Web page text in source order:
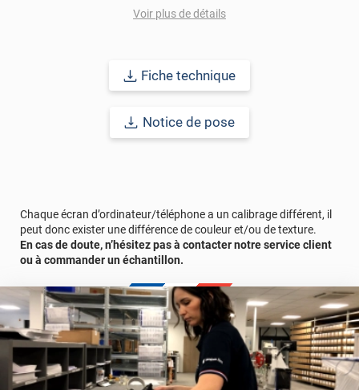
effacer les écritures jusqu'à 1 mois après
Nous vous recommandons vivement l'application d'une sous-
(référence SUPERGRIP) si la taille de votre revêtement
Référence : TB3916
Voir plus de détails
Fiche technique
Notice de pose
Chaque écran d’ordinateur/téléphone a un calibrage différent, il
peut donc exister une différence de couleur et/ou de texture.
En cas de doute, n’hésitez pas à contacter notre service client
ou à commander un échantillon.